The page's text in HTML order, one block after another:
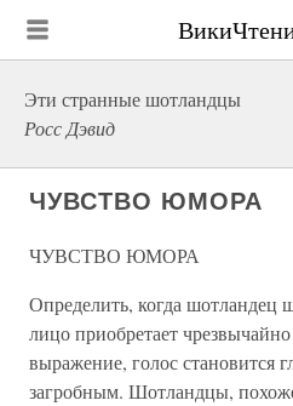
Эти странные шотландцы
Росс Дэвид
ЧУВСТВО ЮМОРА
ЧУВСТВО ЮМОРА
Определить, когда шотландец
лицо приобретает
выражение, голос становится
загробным. Шотландцы,